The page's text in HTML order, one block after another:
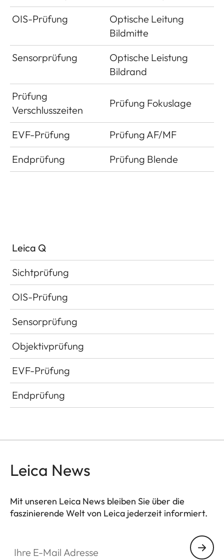
OIS-Prüfung
Optische Leitung
Bildmitte
Sensorprüfung
Optische Leistung
Bildrand
Prüfung
Verschlusszeiten
Prüfung Fokuslage
EVF-Prüfung
Prüfung AF/MF
Endprüfung
Prüfung Blende
Leica Q
Sichtprüfung
OIS-Prüfung
Sensorprüfung
Objektivprüfung
EVF-Prüfung
Endprüfung
Leica News
Mit unseren Leica News bleiben Sie über die
faszinierende Welt von Leica jederzeit informiert.